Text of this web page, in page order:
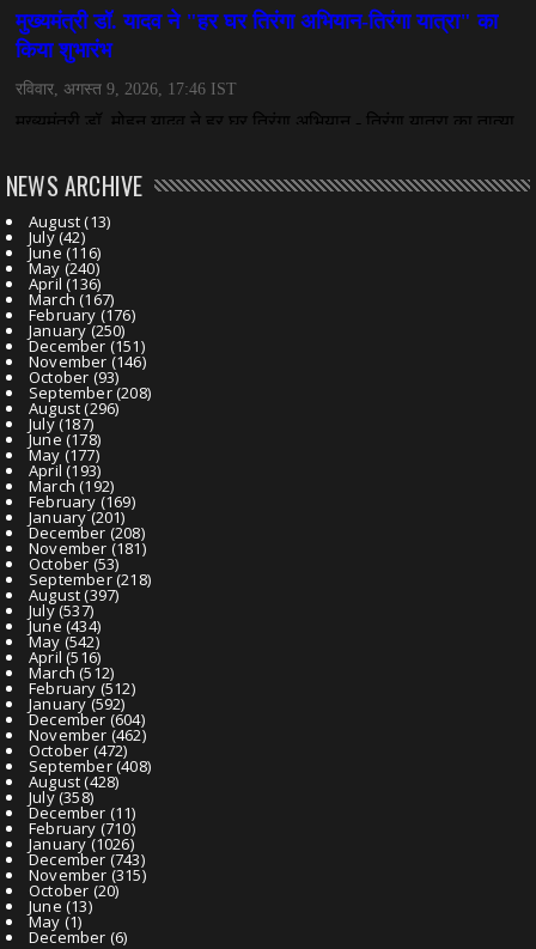
NEWS ARCHIVE
August(13)
July(42)
June(116)
May (240)
April (136)
March (167)
February (176)
January(250)
December (151)
November (146)
October (93)
September(208)
August(296)
July(187)
June(178)
May (177)
April (193)
March (192)
February (169)
January(201)
December (208)
November (181)
October (53)
September(218)
August(397)
July(537)
June(434)
May (542)
April (516)
March (512)
February (512)
January(592)
December (604)
November (462)
October (472)
September(408)
August(428)
July(358)
December (11)
February (710)
January(1026)
December (743)
November (315)
October (20)
June (13)
May (1)
December (6)